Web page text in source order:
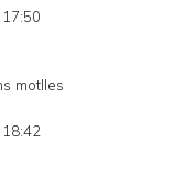
motlles